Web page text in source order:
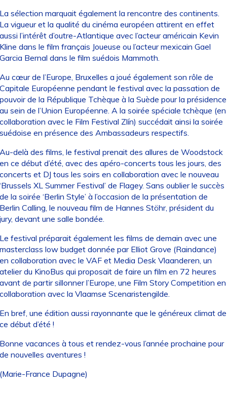
sélection marquait également la rencontre des continents.
vigueur et la qualité du cinéma européen attirent en effet
l’intérêt d’outre-Atlantique avec l’acteur américain Kevin
dans le film français Joueuse ou l’acteur mexicain Gael
Bernal dans le film suédois Mammoth.
cœur de l’Europe, Bruxelles a joué également son rôle de
Européenne pendant le festival avec la passation de
de la République Tchèque à la Suède pour la présidence
sein de l’Union Européenne. A la soirée spéciale tchèque (en
avec le Film Festival Zlín) succédait ainsi la soirée
en présence des Ambassadeurs respectifs.
delà des films, le festival prenait des allures de Woodstock
ce début d’été, avec des apéro-concerts tous les jours, des
et DJ tous les soirs en collaboration avec le nouveau
XL Summer Festival’ de Flagey. Sans oublier le succès
la soirée ‘Berlin Style’ à l’occasion de la présentation de
Calling, le nouveau film de Hannes Stöhr, président du
devant une salle bondée.
festival préparait également les films de demain avec une
low budget donnée par Elliot Grove (Raindance)
collaboration avec le VAF et Media Desk Vlaanderen, un
du KinoBus qui proposait de faire un film en 72 heures
de partir sillonner l’Europe, une Film Story Competition en
avec la Vlaamse Scenaristengilde.
bref, une édition aussi rayonnante que le généreux climat de
début d’été !
vacances à tous et rendez-vous l’année prochaine pour
nouvelles aventures !
France Dupagne)